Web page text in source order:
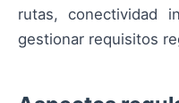
rutas, conectividad
gestionar requisitos